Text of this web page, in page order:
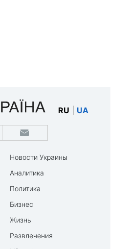
RU UA
Новости Украины
Аналитика
Политика
Бизнес
Жизнь
Развлечения